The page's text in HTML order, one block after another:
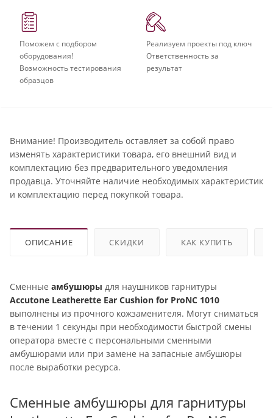
Поможем с подбором
оборудования!
Возможность тестирования
образцов
Реализуем проекты под ключ
Ответственность за
результат
Внимание! Производитель оставляет за собой право
изменять характеристики товара, его внешний вид и
комплектацию без предварительного уведомления
продавца. Уточняйте наличие необходимых характеристик
и комплектацию перед покупкой товара.
ОПИСАНИЕ СКИДКИ КАК КУПИТЬ
Сменные амбушюры для наушников гарнитуры
Accutone Leatherette Ear Cushion for ProNC 1010
выполнены из прочного кожзаменителя. Могут сниматься
в течении 1 секунды при необходимости быстрой смены
оператора вместе с персональными сменными
амбушюрами или при замене на запасные амбушюры
после выработки ресурса.
Сменные амбушюры для гарнитуры